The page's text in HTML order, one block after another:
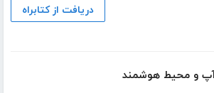
دریافت از کتابراه
آپ و محیط هوشمند